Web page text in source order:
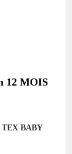
TEX BABY